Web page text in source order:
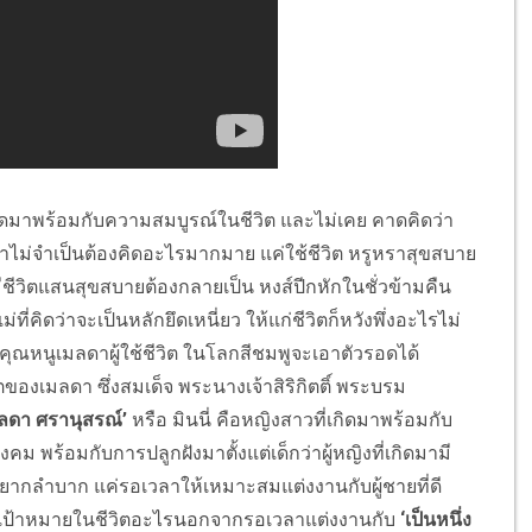
าพร้อมกับความสมบูรณ์ในชีวิต และไม่เคย คาดคิดว่า
ม่จำเป็นต้องคิดอะไรมากมาย แค่ใช้ชีวิต หรูหราสุขสบาย
ตแสนสุขสบายต้องกลายเป็น หงส์ปีกหักในชั่วข้ามคืน
คิดว่าจะเป็นหลักยึดเหนี่ยว ให้แก่ชีวิตก็หวังพึ่งอะไรไม่
ณหนูเมลดาผู้ใช้ชีวิต ในโลกสีชมพูจะเอาตัวรอดได้
องเมลดา ซึ่งสมเด็จ พระนางเจ้าสิริกิตติ์ พระบรม
ลดา ศรานุสรณ์’ หรือ มินนี่ คือหญิงสาวที่เกิดมาพร้อมกับ
ม พร้อมกับการปลูกฝังมาตั้งแต่เด็กว่าผู้หญิงที่เกิดมามี
กลำบาก แค่รอเวลาให้เหมาะสมแต่งงานกับผู้ชายที่ดี
หมายในชีวิตอะไรนอกจากรอเวลาแต่งงานกับ ‘เป็นหนึ่ง